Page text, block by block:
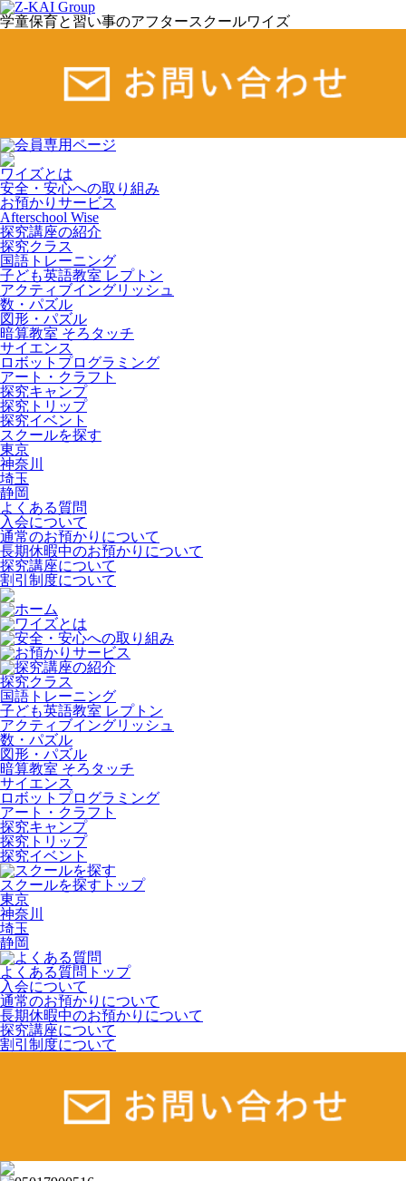
学童保育と習い事のアフタースクールワイズ
ワイズとは
安全・安心への取り組み
お預かりサービス
Afterschool Wise
探究講座の紹介
探究クラス
国語トレーニング
子ども英語教室 レプトン
アクティブイングリッシュ
数・パズル
図形・パズル
暗算教室 そろタッチ
サイエンス
ロボットプログラミング
アート・クラフト
探究キャンプ
探究トリップ
探究イベント
スクールを探す
東京
神奈川
埼玉
静岡
よくある質問
入会について
通常のお預かりについて
長期休暇中のお預かりについて
探究講座について
割引制度について
ホーム
ワイズとは
安全・安心への取り組み
お預かりサービス
探究講座の紹介
探究クラス
国語トレーニング
子ども英語教室 レプトン
アクティブイングリッシュ
数・パズル
図形・パズル
暗算教室 そろタッチ
サイエンス
ロボットプログラミング
アート・クラフト
探究キャンプ
探究トリップ
探究イベント
スクールを探す
スクールを探すトップ
東京
神奈川
埼玉
静岡
よくある質問
よくある質問トップ
入会について
通常のお預かりについて
長期休暇中のお預かりについて
探究講座について
割引制度について